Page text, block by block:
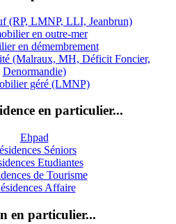
(RP, LMNP, LLI, Jeanbrun)
en outre-mer
en démembrement
(Malraux, MH, Déficit Foncier,
Denormandie)
géré (LMNP)
en particulier...
Ehpad
Séniors
Etudiantes
de Tourisme
Affaire
en particulier...